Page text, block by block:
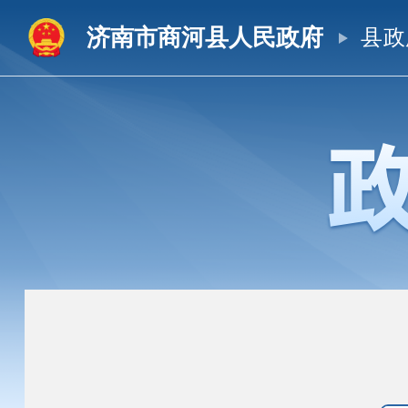
济南市商河县人民政府 县